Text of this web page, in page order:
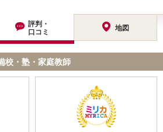
評判・
口コミ
地図
校・塾・家庭教師